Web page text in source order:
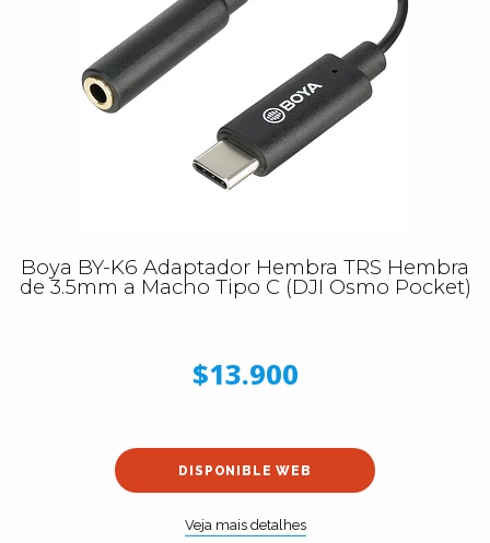
Boya BY-K6 Adaptador Hembra TRS Hembra
de 3.5mm a Macho Tipo C (DJI Osmo Pocket)
$13.900
DISPONIBLE WEB
Veja mais detalhes